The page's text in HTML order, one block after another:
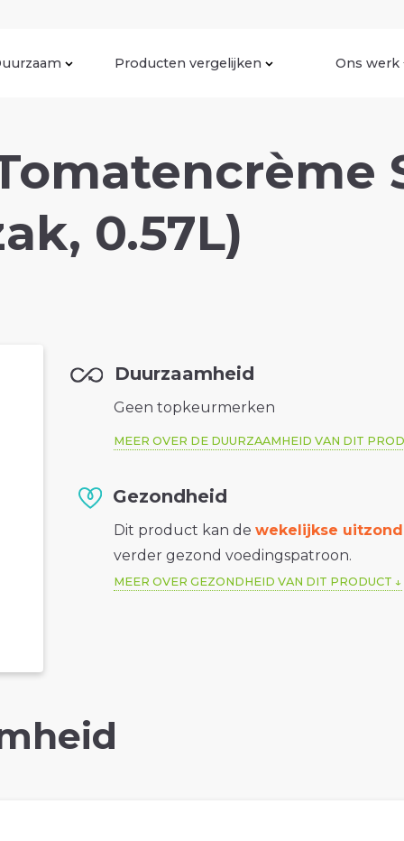
Producten vergelijken Ons werk
0.57L)
Duurzaamheid
Geen topkeurmerken
MEER OVER DE DUURZAAMHEID VAN DIT
Gezondheid
Dit product kan dewekelijkse
verder gezond voedingspatroon.
MEER OVER GEZONDHEID VAN DIT PRODUCT